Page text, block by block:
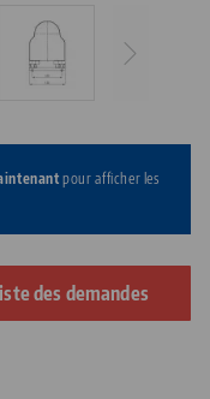
pour afficher les
des demandes